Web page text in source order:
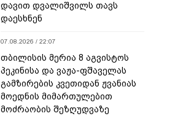
დავით დვალიშვილს თავს
დაესხნენ
07.08.2026 / 22:07
თბილისის მერია 8 აგვისტოს
პეკინისა და ვაჟა-ფშაველას
გამზირების კვეთიდან ჟვანიას
მოედნის მიმართულებით
მოძრაობის შეზღუდვაზე